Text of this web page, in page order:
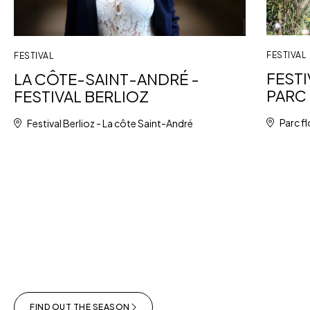
FESTIVAL
LA CÔTE-SAINT-ANDRÉ -
FESTIVAL BERLIOZ
Festival Berlioz - La côte Saint-André
FESTIVAL
Parc
FIND OUT THE SEASON